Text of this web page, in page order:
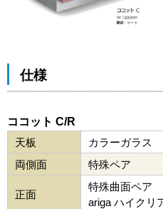
仕様
ココット C/R
天板
カラーガラス
両側面
特殊ペア
正面
特殊曲面ペア
ariga ハイクリ